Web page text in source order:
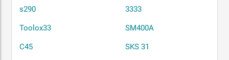
s290 3333
Toolox33 SM400A
C45 SKS 31